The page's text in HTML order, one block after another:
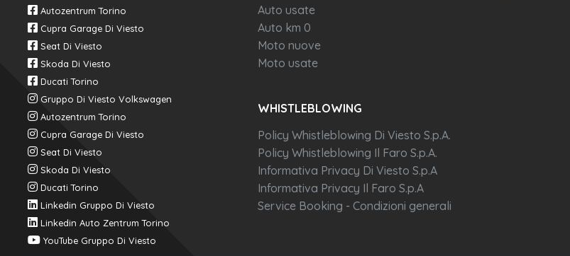
Autozentrum Torino
Cupra Garage Di Viesto
Seat Di Viesto
Skoda Di Viesto
Ducati Torino
Gruppo Di Viesto Volkswagen
Autozentrum Torino
Cupra Garage Di Viesto
Seat Di Viesto
Skoda Di Viesto
Ducati Torino
Linkedin Gruppo Di Viesto
Linkedin Auto Zentrum Torino
YouTube Gruppo Di Viesto
Auto usate
Auto km 0
Moto nuove
Moto usate
WHISTLEBLOWING
Policy Whistleblowing Di Viesto S.p.A.
Policy Whistleblowing Il Faro S.p.A.
Informativa Privacy Di Viesto S.p.A
Informativa Privacy Il Faro S.p.A
Service Booking - Condizioni generali